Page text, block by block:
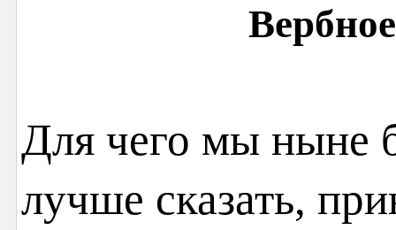
Для чего мы ныне
лучше сказать,